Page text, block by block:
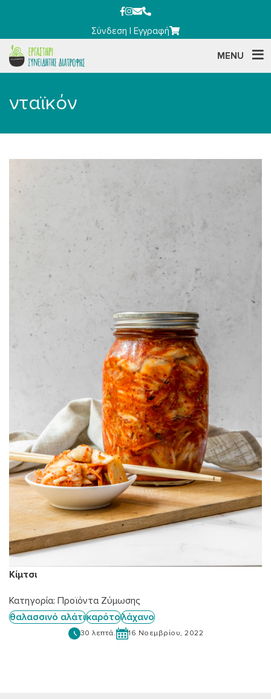
Σύνδεση |Εγγραφή
MENU
νταϊκόν
Κίμτσι
Κατηγορία: Προϊόντα Ζύμωσης
θαλασσινό αλάτικαρότολάχανο
30 λεπτά. 16 Νοεμβρίου, 2022